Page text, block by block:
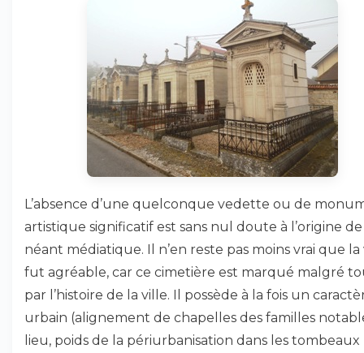
L’absence d’une quelconque vedette ou de
artistique significatif est sans nul doute à l’origine
néant médiatique. Il n’en reste pas moins vrai que la
fut agréable, car ce cimetière est marqué malgré
par l’histoire de la ville. Il possède à la fois un
urbain (alignement de chapelles des familles
lieu, poids de la périurbanisation dans les tombeaux